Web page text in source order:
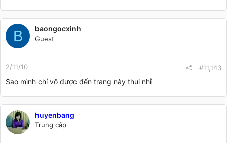
B baongocxinh
Guest
2/11/10 #11,143
Sao mình chỉ vô được đến trang này thui nhỉ
huyenbang
Trung cấp